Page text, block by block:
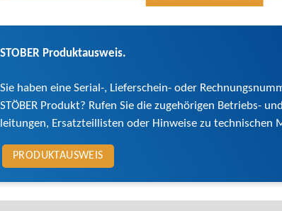
STOBER Produktausweis.
Sie haben eine Serial-, Liefer­schein- oder
STÖBER Produkt? Rufen Sie die zuge­hörigen Betriebs-
leitungen, Ersatz­teil­­listen oder Hinweise zu technischen
PRODUKTAUSWEIS